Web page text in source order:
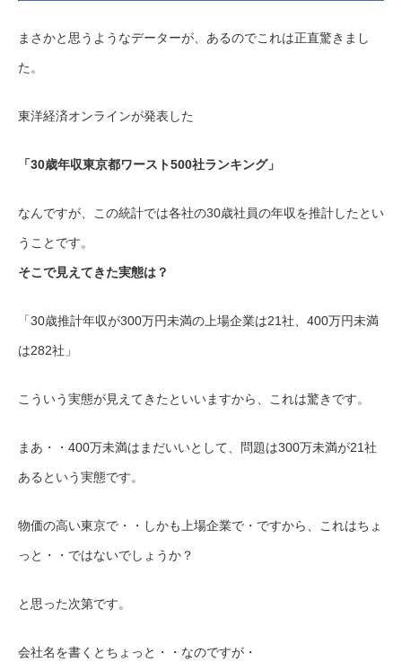
まさかと思うようなデーターが、あるのでこれは正直驚きまし
た。
東洋経済オンラインが発表した
「30歳年収東京都ワースト500社ランキング」
なんですが、この統計では各社の30歳社員の年収を推計したとい
うことです。
そこで見えてきた実態は？
「30歳推計年収が300万円未満の上場企業は21社、400万円未満
は282社」
こういう実態が見えてきたといいますから、これは驚きです。
まあ・・400万未満はまだいいとして、問題は300万未満が21社
あるという実態です。
物価の高い東京で・・しかも上場企業で・ですから、これはちょ
っと・・ではないでしょうか？
と思った次第です。
会社名を書くとちょっと・・なのですが・